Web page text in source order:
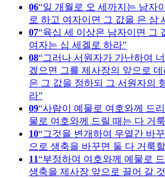
06 일 개월로 오 세까지는 남자
로 하고 여자이면 그 값을 은 삼
07 육십 세 이상은 남자이면 그
여자는 십 세겔로 하라
08 그러나 서원자가 가난하여
겠으면 그를 제사장의 앞으로
은 그 값을 정하되 그 서원자의
라
09 사람이 예물로 여호와께 드
물로 여호와께 드릴 때는 다 거
10 그것을 변개하여 우열간 바
으로 생축을 바꾸면 둘 다 거룩
11 부정하여 여호와께 예물로
생축을 제사장 앞으로 끌어 갈